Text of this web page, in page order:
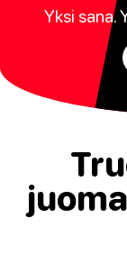
Yksi sana.